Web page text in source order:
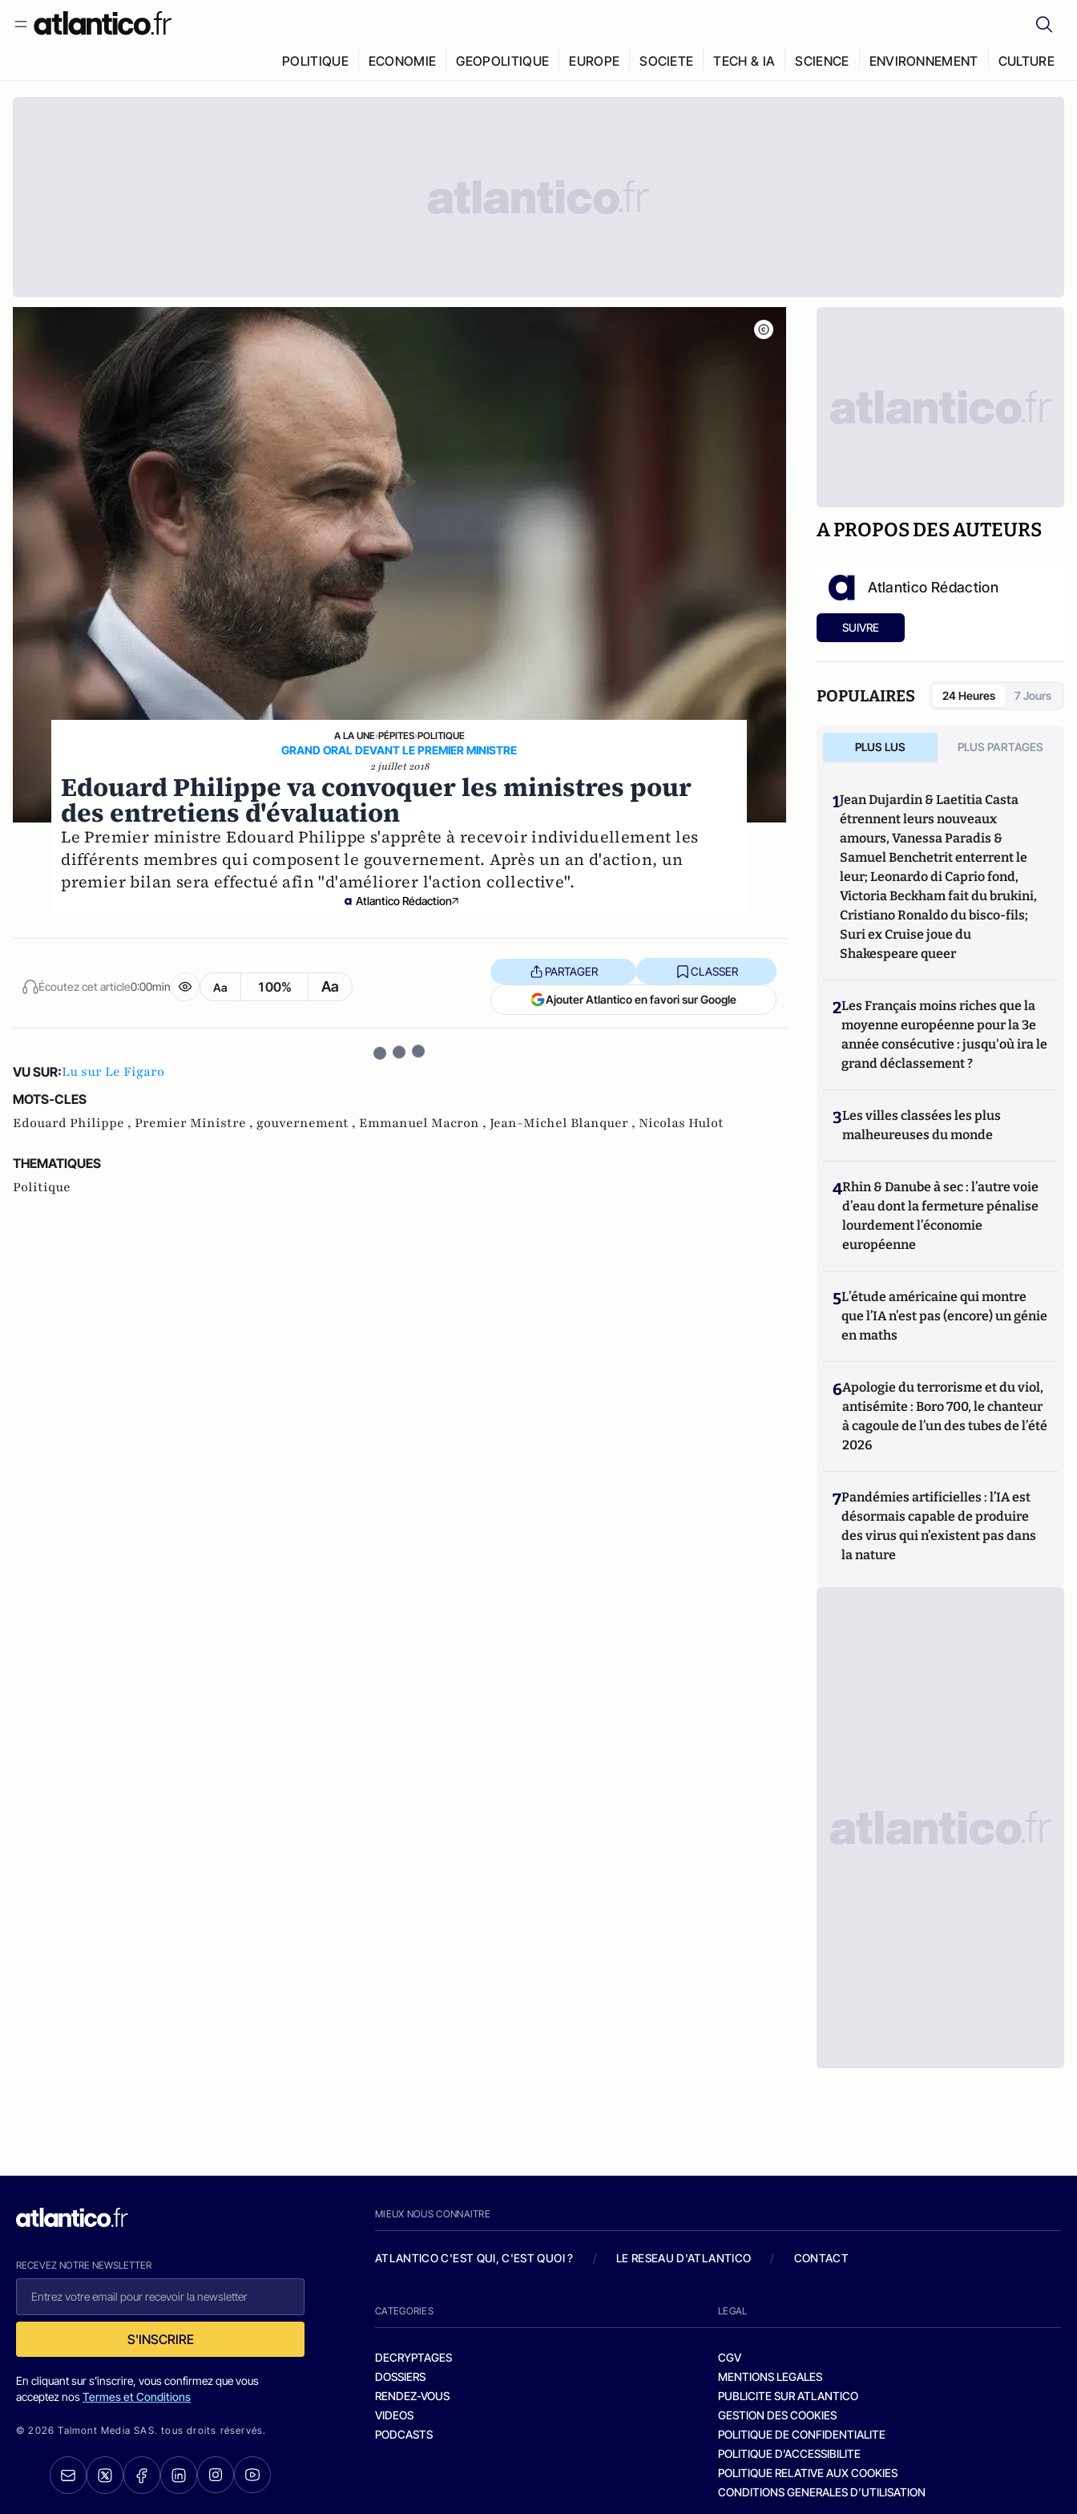
POLITIQUE ECONOMIE GEOPOLITIQUE EUROPE SOCIETE TECH & IA SCIENCE ENVIRONNEMENT CULTURE
A LA UNE›PÉPITES›POLITIQUE
GRAND ORAL DEVANT LE PREMIER MINISTRE
2 juillet 2018
Edouard Philippe va convoquer les ministres pour
des entretiens d'évaluation
Le Premier ministre Edouard Philippe s'apprête à recevoir individuellement les
différents membres qui composent le gouvernement. Après un an d'action, un
premier bilan sera effectué afin "d'améliorer l'action collective".
Atlantico Rédaction
Écoutez cet article0:00min Aa 100% Aa
PARTAGER CLASSER
Ajouter Atlantico en favori sur Google
VU SUR:Lu sur Le Figaro
MOTS-CLES
Edouard Philippe , Premier Ministre , gouvernement , Emmanuel Macron , Jean-Michel Blanquer , Nicolas Hulot
THEMATIQUES
Politique
A PROPOS DES AUTEURS
Atlantico Rédaction
SUIVRE
POPULAIRES 24 Heures 7 Jours
PLUS LUS PLUS PARTAGES
1Jean Dujardin & Laetitia Casta
étrennent leurs nouveaux
amours, Vanessa Paradis &
Samuel Benchetrit enterrent le
leur; Leonardo di Caprio fond,
Victoria Beckham fait du brukini,
Cristiano Ronaldo du bisco-fils;
Suri ex Cruise joue du
Shakespeare queer
2Les Français moins riches que la
moyenne européenne pour la 3e
année consécutive : jusqu'où ira le
grand déclassement ?
3Les villes classées les plus
malheureuses du monde
4Rhin & Danube à sec : l’autre voie
d’eau dont la fermeture pénalise
lourdement l’économie
européenne
5L’étude américaine qui montre
que l’IA n’est pas (encore) un génie
en maths
6Apologie du terrorisme et du viol,
antisémite : Boro 700, le chanteur
à cagoule de l’un des tubes de l’été
2026
7Pandémies artificielles : l’IA est
désormais capable de produire
des virus qui n’existent pas dans
la nature
RECEVEZ NOTRE NEWSLETTER
S'INSCRIRE
En cliquant sur s'inscrire, vous confirmez que vous
acceptez nosTermes et Conditions
© 2026 Talmont Media SAS. tous droits réservés.
MIEUX NOUS CONNAITRE
ATLANTICO C'EST QUI, C'EST QUOI ? / LE RESEAU D'ATLANTICO / CONTACT
CATEGORIES
DECRYPTAGES
DOSSIERS
RENDEZ-VOUS
VIDEOS
PODCASTS
LEGAL
CGV
MENTIONS LEGALES
PUBLICITE SUR ATLANTICO
GESTION DES COOKIES
POLITIQUE DE CONFIDENTIALITE
POLITIQUE D’ACCESSIBILITE
POLITIQUE RELATIVE AUX COOKIES
CONDITIONS GENERALES D’UTILISATION